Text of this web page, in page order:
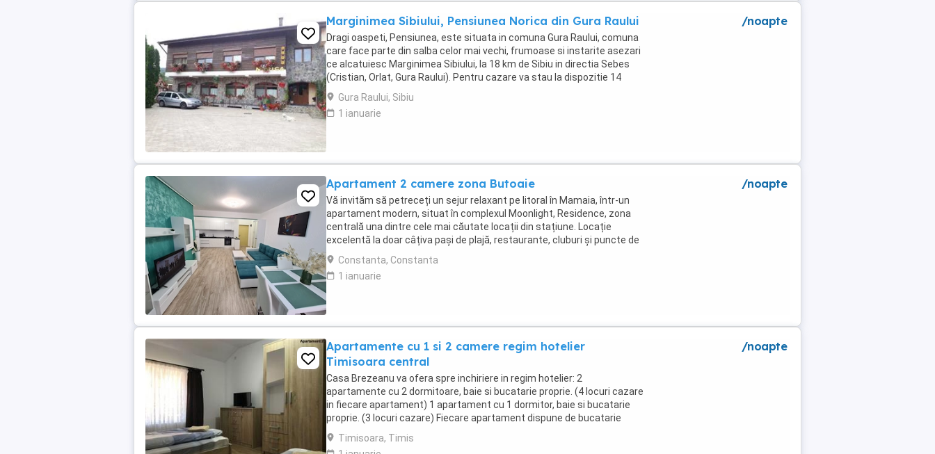
Marginimea Sibiului, Pensiunea Norica din Gura Raului
Dragi oaspeti, Pensiunea, este situata in comuna Gura Raului, comuna
care face parte din salba celor mai vechi, frumoase si instarite asezari
ce alcatuiesc Marginimea Sibiului, la 18 km de Sibiu in directia Sebes
(Cristian, Orlat, Gura Raului). Pentru cazare va stau la dispozitie 14
locuri in 7 camere ...
Gura Raului, Sibiu
1 ianuarie
/noapte
Apartament 2 camere zona Butoaie
Vă invităm să petreceți un sejur relaxant pe litoral în Mamaia, într-un
apartament modern, situat în complexul Moonlight, Residence, zona
centrală una dintre cele mai căutate locații din stațiune. Locație
excelentă la doar câțiva pași de plajă, restaurante, cluburi și puncte de
atracție. Etaj 8 ...
Constanta, Constanta
1 ianuarie
/noapte
Apartamente cu 1 si 2 camere regim hotelier
Timisoara central
Casa Brezeanu va ofera spre inchiriere in regim hotelier: 2
apartamente cu 2 dormitoare, baie si bucatarie proprie. (4 locuri cazare
in fiecare apartament) 1 apartament cu 1 dormitor, baie si bucatarie
proprie. (3 locuri cazare) Fiecare apartament dispune de bucatarie
complet utilata,baie cu cabina ...
Timisoara, Timis
/noapte